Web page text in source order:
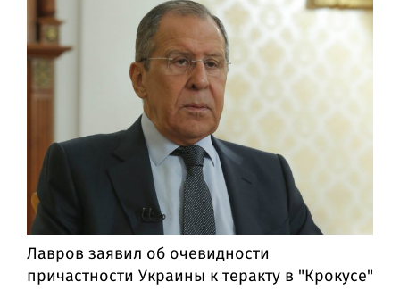
Лавров заявил об очевидности
причастности Украины к теракту в "Крокусе"